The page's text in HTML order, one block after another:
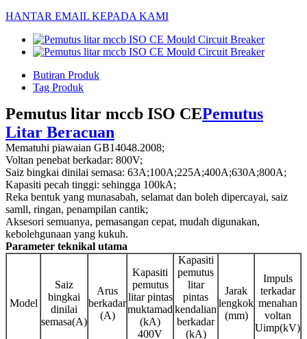
HANTAR EMAIL KEPADA KAMI
Butiran Produk
Tag Produk
Pemutus litar mccb ISO CEPemutus
Litar Beracuan
Mematuhi piawaian GB14048.2008;
Voltan penebat berkadar: 800V;
Saiz bingkai dinilai semasa: 63A;100A;225A;400A;630A;800A;
Kapasiti pecah tinggi: sehingga 100kA;
Reka bentuk yang munasabah, selamat dan boleh dipercayai, saiz
samll, ringan, penampilan cantik;
Aksesori semuanya, pemasangan cepat, mudah digunakan,
kebolehgunaan yang kukuh.
Parameter teknikal utama
Model
Saiz
bingkai
dinilai
semasa(A)
Arus
berkadar
(A)
Kapasiti
pemutus
litar pintas
muktamad
(kA)
400V
Kapasiti
pemutus
litar
pintas
kendalian
berkadar
(kA)
Jarak
lengkok
(mm)
Impuls
terkadar
menahan
voltan
Uimp(kV)